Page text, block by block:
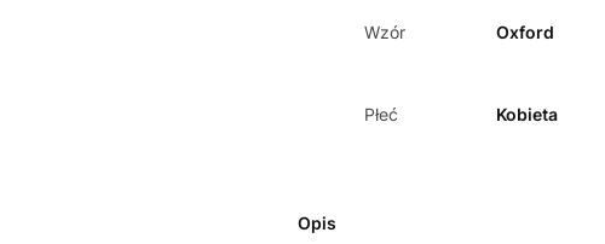
Wzór Oxford
Płeć Kobieta
Opis